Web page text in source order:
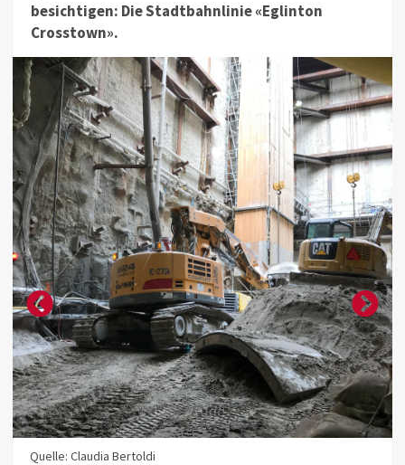
besichtigen: Die Stadtbahnlinie «Eglinton
Crosstown».
Quelle: Claudia Bertoldi